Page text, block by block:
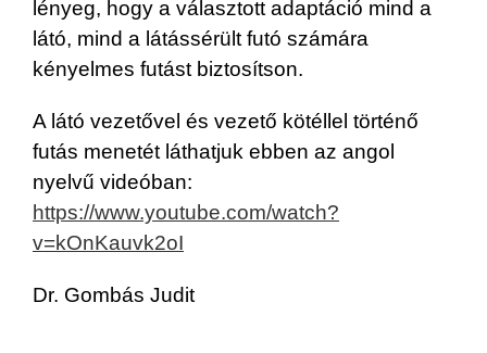
lényeg, hogy a választott adaptáció mind a
látó, mind a látássérült futó számára
kényelmes futást biztosítson.
A látó vezetővel és vezető kötéllel történő
futás menetét láthatjuk ebben az angol
nyelvű videóban:
https://www.youtube.com/watch?
v=kOnKauvk2oI
Dr. Gombás Judit